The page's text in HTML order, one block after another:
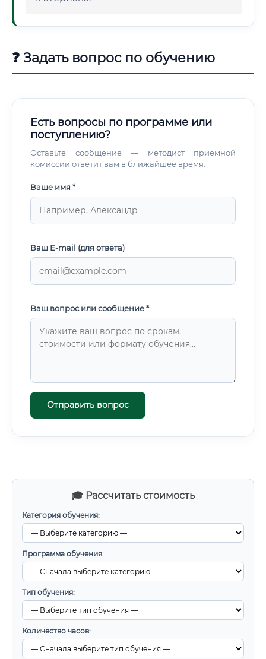
🎓 Рассчитать стоимость
Категория обучения:
Программа обучения:
Тип обучения:
Количество часов:
❓ Задать вопрос по обучению
Есть вопросы по программе или
поступлению?
Оставьте сообщение — методист приемной
комиссии ответит вам в ближайшее время.
Ваше имя *
Ваш E-mail (для ответа)
Ваш вопрос или сообщение *
Отправить вопрос